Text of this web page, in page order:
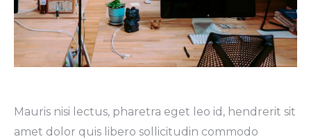
Mauris nisi lectus, pharetra eget leo id, hendrerit sit
amet dolor quis libero sollicitudin commodo